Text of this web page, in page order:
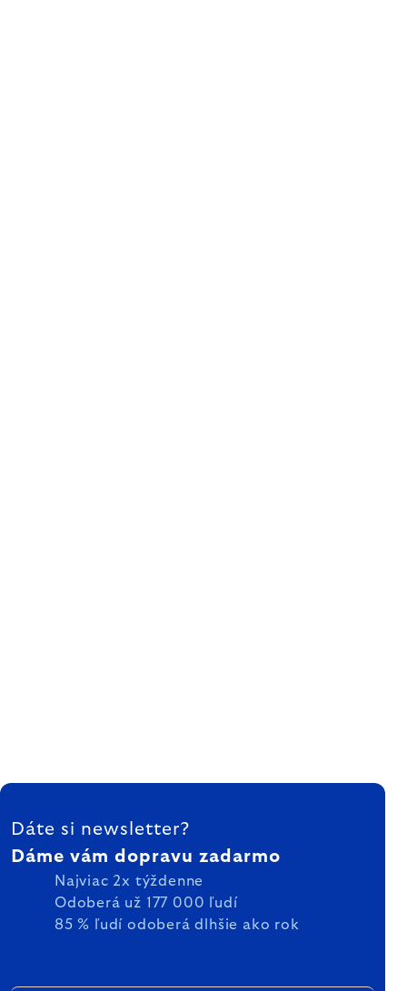
ZÁPÄTIE
Dáte si newsletter?
Dáme vám dopravu zadarmo
Najviac 2x týždenne
Odoberá už 177 000 ľudí
85 % ľudí odoberá dlhšie ako rok